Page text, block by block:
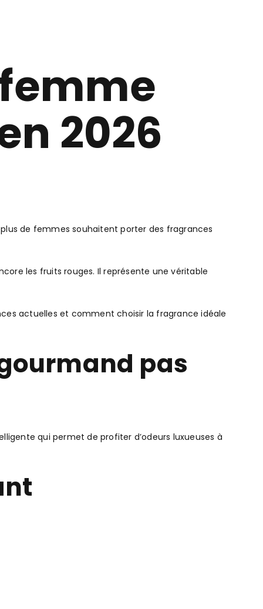
2026
de femmes souhaitent porter des fragrances
les fruits rouges. Il représente une véritable
actuelles et comment choisir la fragrance idéale
pas
qui permet de profiter d’odeurs luxueuses à